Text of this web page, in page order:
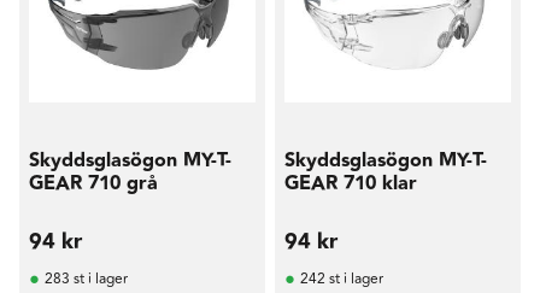
Skyddsglasögon MY-T-
GEAR 710 grå
94 kr
283 st i lager
Skyddsglasögon MY-T-
GEAR 710 klar
94 kr
242 st i lager